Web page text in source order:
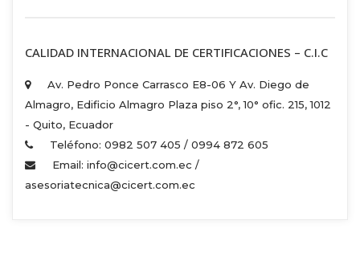
CALIDAD INTERNACIONAL DE CERTIFICACIONES – C.I.C
Av. Pedro Ponce Carrasco E8-06 Y Av. Diego de
Almagro, Edificio Almagro Plaza piso 2°, 10° ofic. 215, 1012
- Quito, Ecuador
Teléfono: 0982 507 405 / 0994 872 605
Email: info@cicert.com.ec /
asesoriatecnica@cicert.com.ec